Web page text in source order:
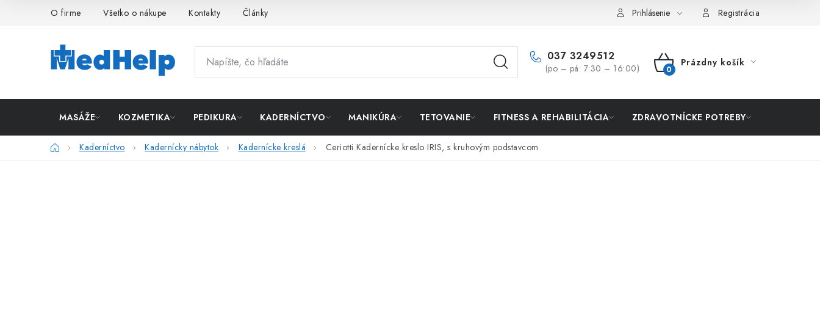
O firme Všetko o nákupe Kontakty Články Prihlásenie Registrácia
037 3249512
(po – pá: 7:30 – 16:00)
NÁKUPNÝ
Prázdny košík
MASÁŽE KOZMETIKA PEDIKURA KADERNÍCTVO MANIKÚRA TETOVANIE FITNESS A REHABILITÁCIA ZDRAVOTNÍCKE POTREBY
DomovKaderníctvo Kadernícky nábytok Kadernícke kreslá Ceriotti Kadernícke kreslo IRIS, s kruhovým podstavcom